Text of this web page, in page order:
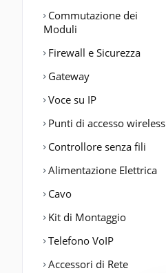
Commutazione dei
Moduli
Firewall e Sicurezza
Gateway
Voce su IP
Punti di accesso wireless
Controllore senza fili
Alimentazione Elettrica
Cavo
Kit di Montaggio
Telefono VoIP
Accessori di Rete